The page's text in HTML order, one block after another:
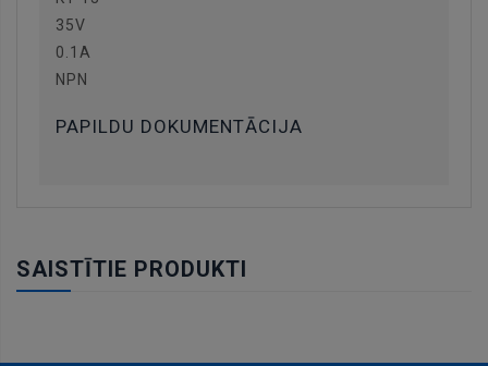
35V
0.1A
NPN
PAPILDU DOKUMENTĀCIJA
SAISTĪTIE PRODUKTI